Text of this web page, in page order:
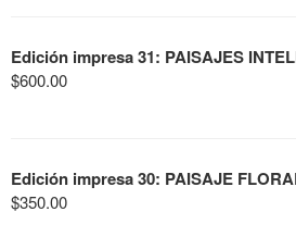
Edición impresa 31: PAISAJES
$600.00
Edición impresa 30: PAISAJE
$350.00